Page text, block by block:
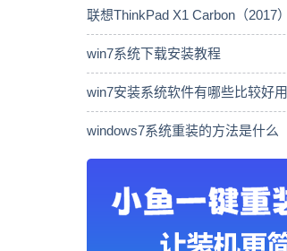
win7系统下载安装教程
win7安装系统软件有哪些比较好用
windows7系统重装的方法是什么